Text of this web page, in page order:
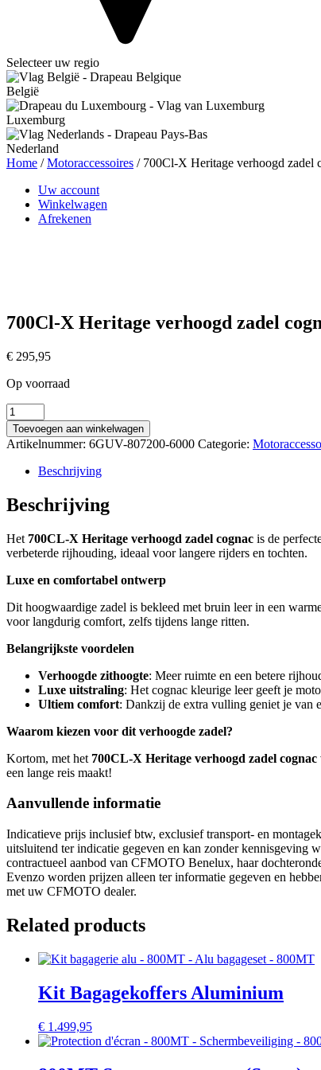
Selecteer uw regio
België
Luxemburg
Nederland
Home /Motoraccessoires / 700Cl-X Heritage verhoogd zadel
Uw account
Winkelwagen
Afrekenen
700Cl-X Heritage verhoogd zadel
€ 295,95
Op voorraad
700Cl-
X
Heritage
verhoogd
zadel
cognac
aantal
Toevoegen aan winkelwagen
Artikelnummer: 6GUV-807200-6000 Categorie:
Beschrijving
Beschrijving
Het 700CL-X Heritage verhoogd zadel cognac is de
verbeterde rijhouding, ideaal voor langere rijders en tochten.
Luxe en comfortabel ontwerp
Dit hoogwaardige zadel is bekleed met bruin leer in een
voor langdurig comfort, zelfs tijdens lange ritten.
Belangrijkste voordelen
Verhoogde zithoogte: Meer ruimte en een betere
Luxe uitstraling: Het cognac kleurige leer geeft je
Ultiem comfort: Dankzij de extra vulling geniet je van
Waarom kiezen voor dit verhoogde zadel?
Kortom, met het 700CL-X Heritage verhoogd zadel cognac
een lange reis maakt!
Aanvullende informatie
Indicatieve prijs inclusief btw, exclusief transport- en
uitsluitend ter indicatie gegeven en kan zonder kennisgeving
contractueel aanbod van CFMOTO Benelux, haar
Evenzo worden prijzen alleen ter informatie gegeven en
met uw CFMOTO dealer.
Related products
Kit Bagagekoffers Aluminium
€ 1.499,95